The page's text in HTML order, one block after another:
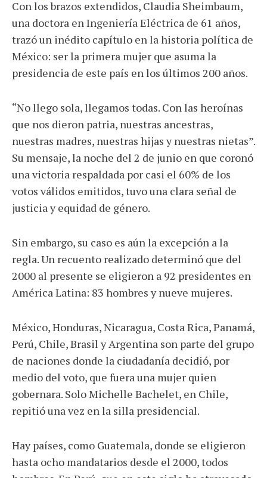
FacebookTwitterWhatsApp
Email Share
Con los brazos extendidos, Claudia Sheimbaum,
una doctora en Ingeniería Eléctrica de 61 años,
trazó un inédito capítulo en la historia política de
México: ser la primera mujer que asuma la
presidencia de este país en los últimos 200 años.
“No llego sola, llegamos todas. Con las heroínas
que nos dieron patria, nuestras ancestras,
nuestras madres, nuestras hijas y nuestras nietas”.
Su mensaje, la noche del 2 de junio en que coronó
una victoria respaldada por casi el 60% de los
votos válidos emitidos, tuvo una clara señal de
justicia y equidad de género.
Sin embargo, su caso es aún la excepción a la
regla. Un recuento realizado determinó que del
2000 al presente se eligieron a 92 presidentes en
América Latina: 83 hombres y nueve mujeres.
México, Honduras, Nicaragua, Costa Rica, Panamá,
Perú, Chile, Brasil y Argentina son parte del grupo
de naciones donde la ciudadanía decidió, por
medio del voto, que fuera una mujer quien
gobernara. Solo Michelle Bachelet, en Chile,
repitió una vez en la silla presidencial.
Hay países, como Guatemala, donde se eligieron
hasta ocho mandatarios desde el 2000, todos